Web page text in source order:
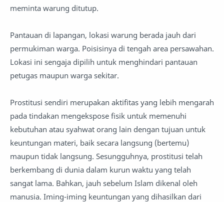
meminta warung ditutup.
Pantauan di lapangan, lokasi warung berada jauh dari
permukiman warga. Poisisinya di tengah area persawahan.
Lokasi ini sengaja dipilih untuk menghindari pantauan
petugas maupun warga sekitar.
Prostitusi sendiri merupakan aktifitas yang lebih mengarah
pada tindakan mengekspose fisik untuk memenuhi
kebutuhan atau syahwat orang lain dengan tujuan untuk
keuntungan materi, baik secara langsung (bertemu)
maupun tidak langsung. Sesungguhnya, prostitusi telah
berkembang di dunia dalam kurun waktu yang telah
sangat lama. Bahkan, jauh sebelum Islam dikenal oleh
manusia. Iming-iming keuntungan yang dihasilkan dari